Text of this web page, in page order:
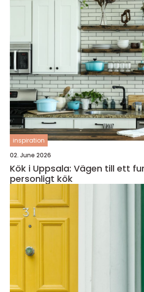
inspiration
02. June 2026
Kök i Uppsala: Vägen till ett
personligt kök